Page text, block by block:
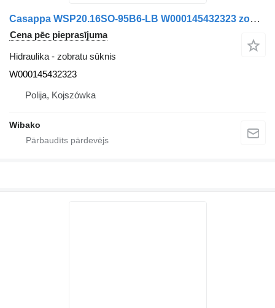
Casappa WSP20.16SO-95B6-LB W000145432323 zobratu sūknis
Cena pēc pieprasījuma
Hidraulika - zobratu sūknis
W000145432323
Polija, Kojszówka
Wibako